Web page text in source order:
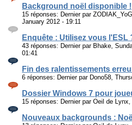
Background noël disponible !
15 réponses: Dernier par
January 2012 - 19:11
Enquête : Utilisez vous l'ESL
43 réponses: Dernier par Bhake,
01:41
Fin des ralentissements
6 réponses: Dernier par Dono58,
Dossier Windows 7 pour
15 réponses: Dernier par Oeil de
Nouveaux backgrounds :